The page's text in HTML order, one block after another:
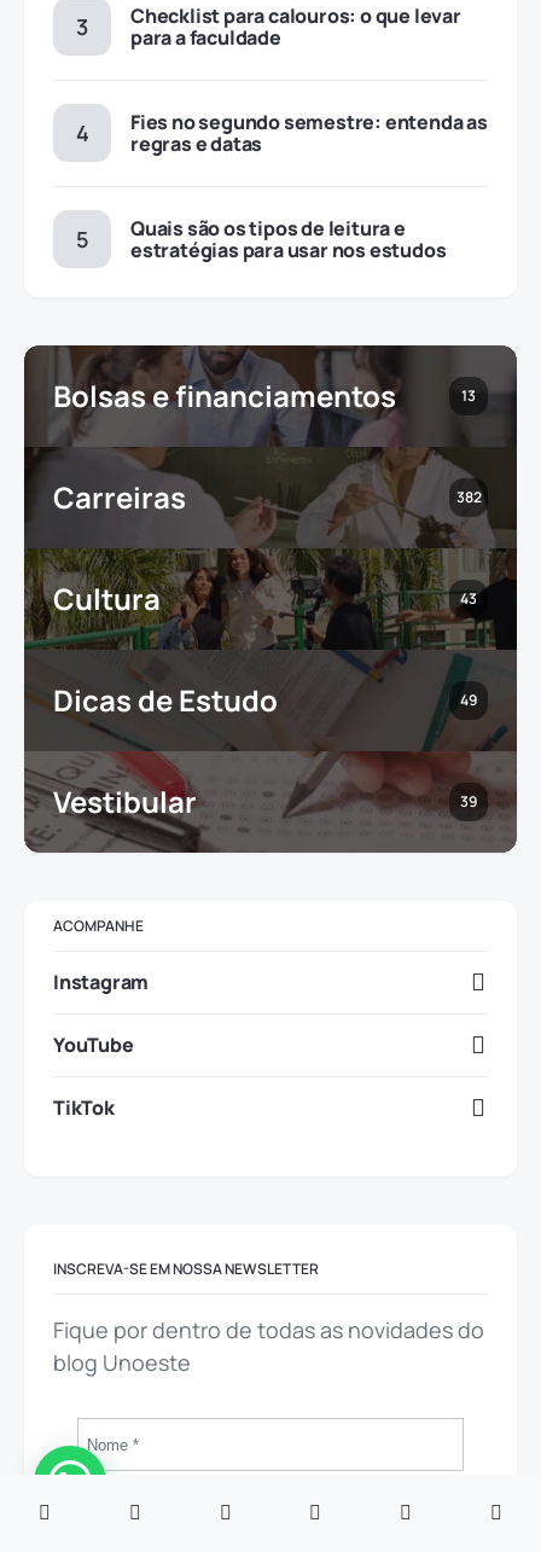
Checklist para calouros: o que levar
para a faculdade
Fies no segundo semestre: entenda as
regras e datas
Quais são os tipos de leitura e
estratégias para usar nos estudos
Bolsas e financiamentos 13
Carreiras 382
Cultura 43
Dicas de Estudo 49
Vestibular 39
ACOMPANHE
Instagram
YouTube
TikTok
INSCREVA-SE EM NOSSA NEWSLETTER
Fique por dentro de todas as novidades do
blog Unoeste